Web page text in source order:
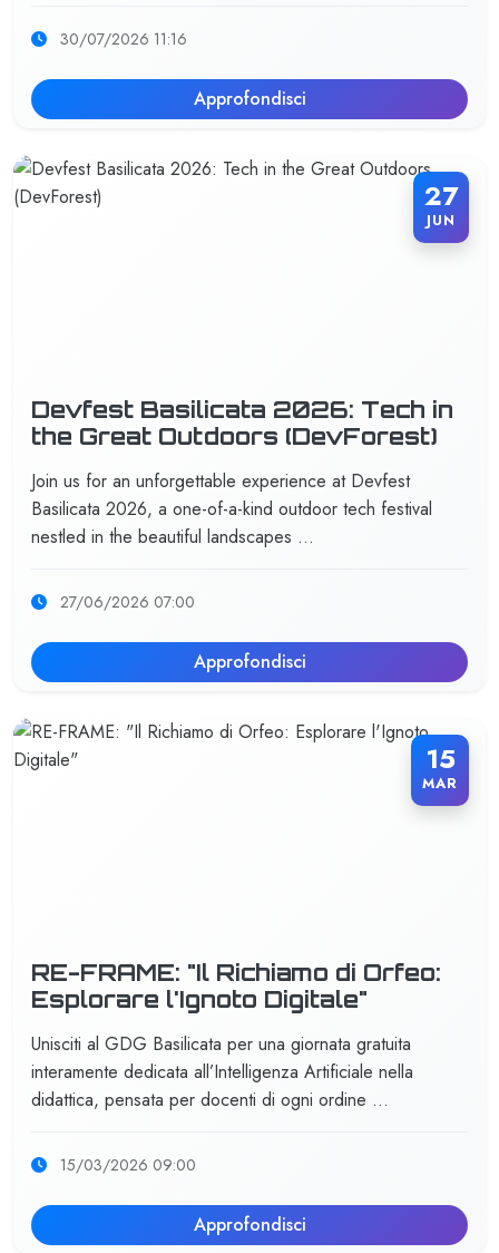
30/07/2026 11:16
Approfondisci
27
JUN
Devfest Basilicata 2026: Tech in
the Great Outdoors (DevForest)
Join us for an unforgettable experience at Devfest
Basilicata 2026, a one-of-a-kind outdoor tech festival
nestled in the beautiful landscapes …
27/06/2026 07:00
Approfondisci
15
MAR
RE-FRAME: "Il Richiamo di Orfeo:
Esplorare l'Ignoto Digitale"
Unisciti al GDG Basilicata per una giornata gratuita
interamente dedicata all’Intelligenza Artificiale nella
didattica, pensata per docenti di ogni ordine …
15/03/2026 09:00
Approfondisci